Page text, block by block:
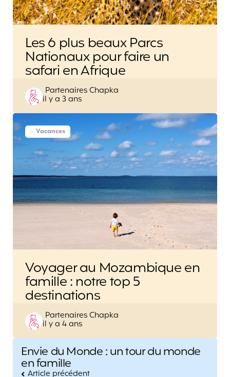
Les 6 plus beaux Parcs
Nationaux pour faire un
safari en Afrique
Posted
by
Partenaires Chapka
il y a 3 ans
Vacances
Voyager au Mozambique en
famille : notre top 5
destinations
Posted
by
Partenaires Chapka
il y a 4 ans
Post
navigation
Envie du Monde : un tour du monde
en famille
Article précédent